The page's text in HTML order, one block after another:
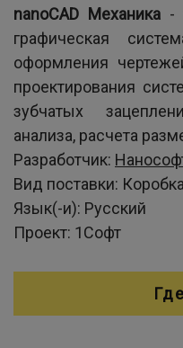
nanoCAD Механика-
графическая
оформления
проектирования
зубчатых
анализа, расчета
Разработчик:
Вид поставки: Коробка
Язык(-и): Русский
Проект: 1Софт